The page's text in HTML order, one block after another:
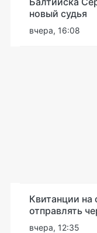
новый судья
вчера, 16:08
Квитанции
отправлять
вчера, 12:35